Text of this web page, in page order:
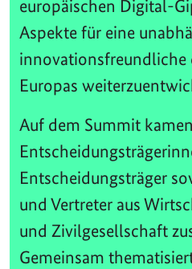
europäischen Digital-
Aspekte für eine
Europas
Auf dem Summit
Entscheidungsträger
und Vertreter aus
und Zivilgesellschaft
Gemeinsam